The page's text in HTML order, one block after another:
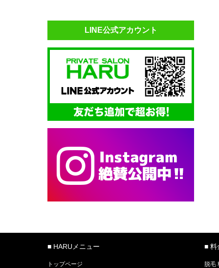
LINE公式アカウント
■ HARUメニュー
トップページ
■ 料
脱毛